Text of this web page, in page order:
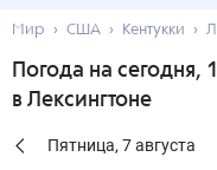
Мир США Кентукки
Погода на сегодня,
в Лексингтоне
Пятница, 7августа